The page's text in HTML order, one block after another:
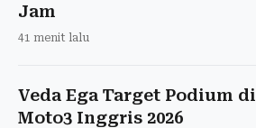
Jam
41 menit lalu
Veda Ega Target Podium di
Moto3 Inggris 2026